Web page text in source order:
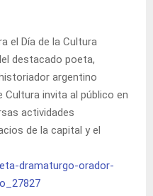
el Día de la Cultura
destacado poeta,
argentino
Cultura invita al público en
actividades
de la capital y el